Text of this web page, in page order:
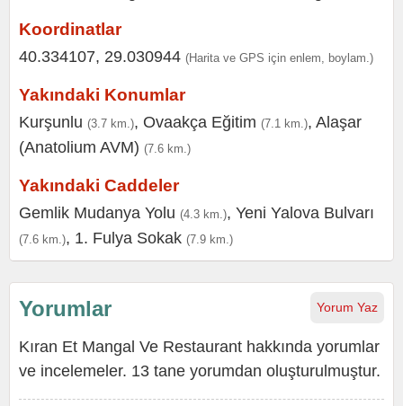
Koordinatlar
40.334107, 29.030944 (Harita ve GPS için enlem, boylam.)
Yakındaki Konumlar
Kurşunlu (3.7 km.), Ovaakça Eğitim (7.1 km.), Alaşar
(Anatolium AVM) (7.6 km.)
Yakındaki Caddeler
Gemlik Mudanya Yolu (4.3 km.), Yeni Yalova Bulvarı
(7.6 km.), 1. Fulya Sokak (7.9 km.)
Yorum Yaz
Yorumlar
Kıran Et Mangal Ve Restaurant hakkında yorumlar
ve incelemeler. 13 tane yorumdan oluşturulmuştur.